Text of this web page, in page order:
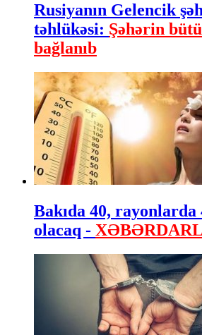
Rusiyanın Gelencik
təhlükəsi: Şəhərin
bağlanıb
Bakıda 40, rayonlarda
olacaq -